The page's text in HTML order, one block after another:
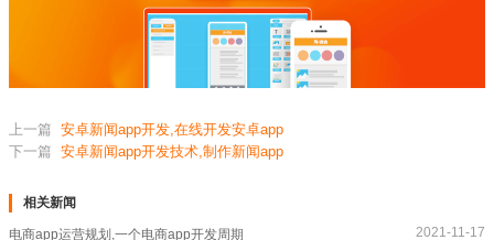
上一篇 安卓新闻app开发,在线开发安卓app
下一篇 安卓新闻app开发技术,制作新闻app
相关新闻
电商app运营规划,一个电商app开发周期 2021-11-17